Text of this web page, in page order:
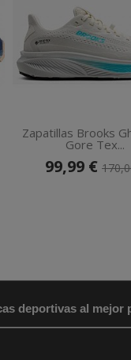
Zapatillas Brooks
Gore Tex...
99,99 €
deportivas al mejor